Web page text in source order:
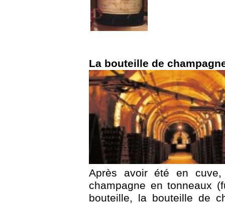
La bouteille de
Après avoir été en
champagne en tonneaux
bouteille, la bouteille de